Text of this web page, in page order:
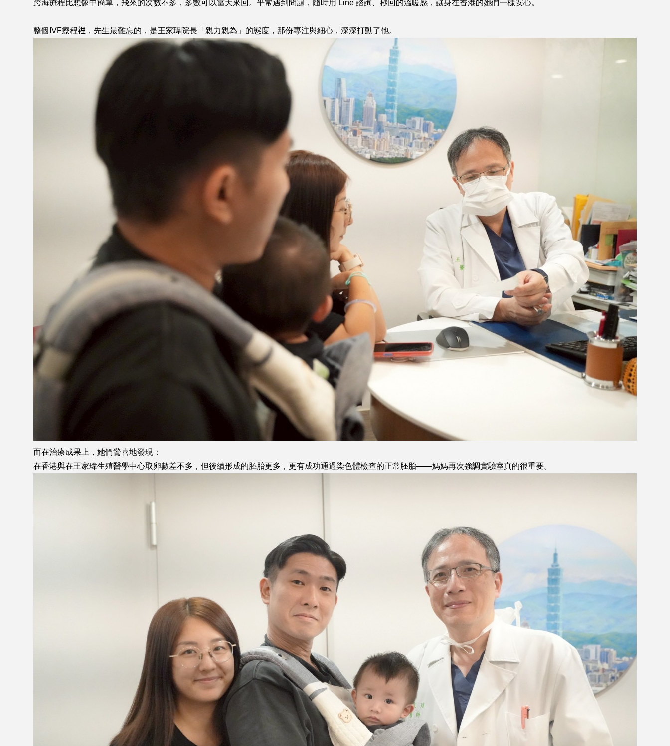
跨海療程比想像中簡單，飛來的次數不多，多數可以當天來回。平常遇到問題，隨時用 Line 諮詢、秒回的溫暖感，讓身在香港的她們一樣安心。
整個IVF療程𥚃，先生最難忘的，是王家瑋院長「親力親為」的態度，那份專注與細心，深深打動了他。
而在治療成果上，她們驚喜地發現：
在香港與在王家瑋生殖醫學中心取卵數差不多，但後續形成的胚胎更多，更有成功通過染色體檢查的正常胚胎——媽媽再次強調實驗室真的很重要。